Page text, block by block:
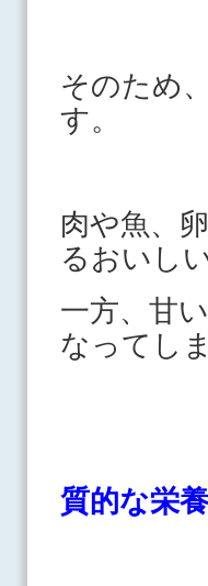
そのため
す。
肉や魚、
るおいし
一方、甘
なってし
質的な栄